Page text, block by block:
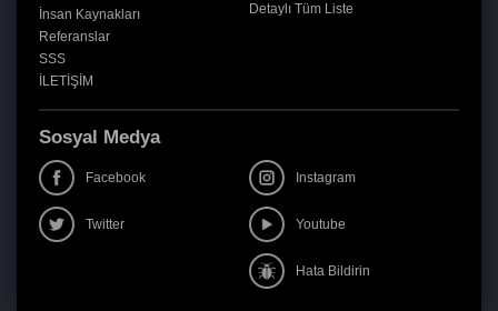
İnsan Kaynakları
Referanslar
SSS
İLETİŞİM
Detaylı Tüm Liste
Sosyal Medya
Facebook Instagram
Twitter Youtube
Hata Bildirin